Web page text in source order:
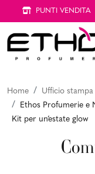
PUNTI VENDITA
Home
Ufficio stampa
Ethos Profumerie e
Kit per un’estate glow